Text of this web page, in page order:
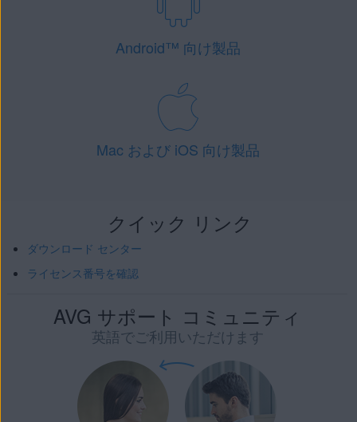
Android™ 向け製品
Mac および iOS 向け製品
クイック リンク
ダウンロード センター
ライセンス番号を確認
AVG サポート コミュニティ
英語でご利用いただけます